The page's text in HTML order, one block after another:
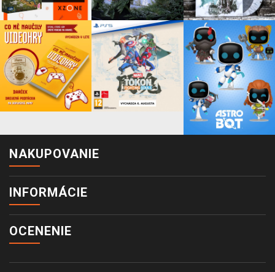
NAKUPOVANIE
INFORMÁCIE
OCENENIE